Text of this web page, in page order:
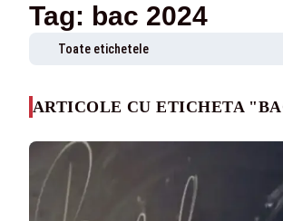
Tag: bac 2024
Toate etichetele
ARTICOLE CU ETICHETA